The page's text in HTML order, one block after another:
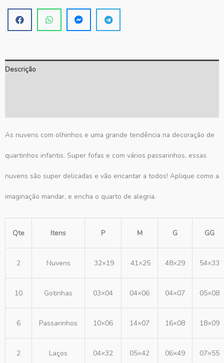
Descrição
As nuvens com olhinhos e uma grande tendência na decoração de
quartinhos infantis. Super fofas e com vários passarinhos, essas
nuvens são super delicadas e vão encantar a todos! Aplique como a
imaginação mandar, e encha o quarto de alegria.
Qte Itens P M G GG
2 Nuvens 32×19 41×25 48×29 54×33
10 Gotinhas 03×04 04×06 04×07 05×08
6 Passarinhos 10×06 14×07 16×08 18×09
2 Laços 04×32 05×42 06×49 07×55